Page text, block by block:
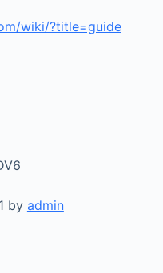
wiki/?title=guide
by admin